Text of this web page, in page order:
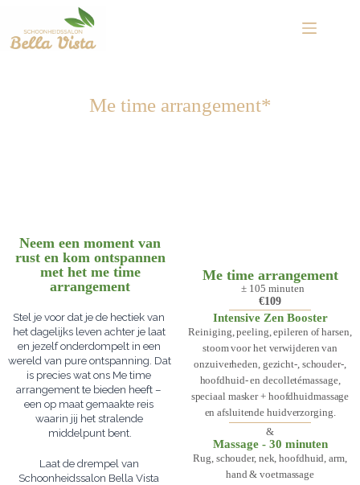
Me time arrangement*
Neem een moment van
rust en kom ontspannen
met het me time
arrangement
Stel je voor dat je de hectiek van
het dagelijks leven achter je laat
en jezelf onderdompelt in een
wereld van pure ontspanning. Dat
is precies wat ons Me time
arrangement te bieden heeft –
een op maat gemaakte reis
waarin jij het stralende
middelpunt bent.
Laat de drempel van
Schoonheidssalon Bella Vista
Me time arrangement
± 105 minuten
€109
Intensive Zen Booster
Reiniging, peeling, epileren of harsen,
stoom voor het verwijderen van
onzuiverheden, gezicht-, schouder-,
hoofdhuid- en decolletémassage,
speciaal masker + hoofdhuidmassage
en afsluitende huidverzorging.
&
Massage - 30 minuten
Rug, schouder, nek, hoofdhuid, arm,
hand & voetmassage